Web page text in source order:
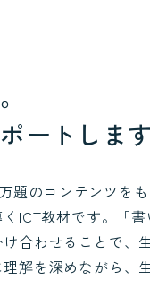
ートします
題のコンテンツを
ICT教材です。「書
合わせることで、
解を深めながら、